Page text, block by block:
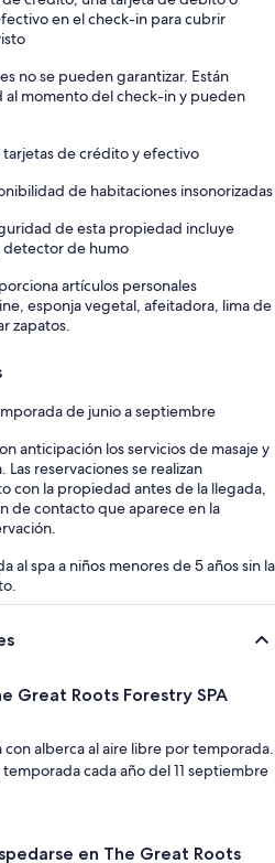
en el check-in para cubrir
no se pueden garantizar. Están
al momento del check-in y pueden
de crédito y efectivo
de habitaciones insonorizadas
de esta propiedad incluye
de humo
artículos personales
esponja vegetal, afeitadora, lima de
zapatos.
de junio a septiembre
anticipación los servicios de masaje y
reservaciones se realizan
con la propiedad antes de la llegada,
de contacto que aparece en la
al spa a niños menores de 5 años sin la
Great Roots Forestry SPA
alberca al aire libre por temporada.
temporada cada año del 11 septiembre
en The Great Roots